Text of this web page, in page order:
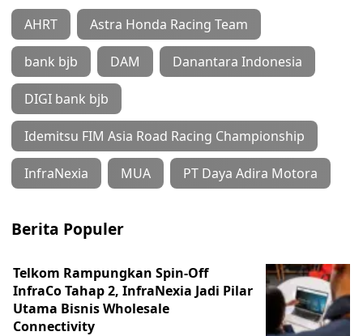
AHRT Astra Honda Racing Team
bank bjb DAM Danantara Indonesia
DIGI bank bjb
Idemitsu FIM Asia Road Racing Championship
InfraNexia MUA PT Daya Adira Motora
Berita Populer
Telkom Rampungkan Spin-Off
InfraCo Tahap 2, InfraNexia Jadi Pilar
Utama Bisnis Wholesale
Connectivity